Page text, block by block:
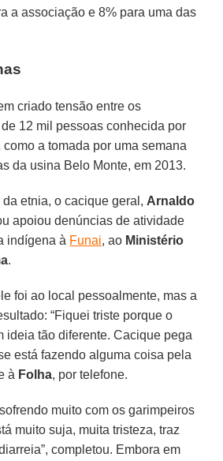
a associação e 8% para uma das
criado tensão entre os
12 mil pessoas conhecida por
a tomada por uma semana
da usina Belo Monte, em 2013.
etnia, o cacique geral, Arnaldo
apoiou denúncias de atividade
indígena à Funai, ao Ministério
.
foi ao local pessoalmente, mas a
“Fiquei triste porque o
ideia tão diferente. Cacique pega
está fazendo alguma coisa pela
à Folha, por telefone.
muito com os garimpeiros
muito suja, muita tristeza, traz
completou. Embora em